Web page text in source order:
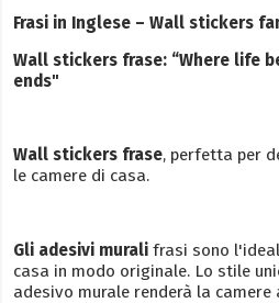
Frasi in Inglese – Wall stickers
Wall stickers frase: “Where life
ends"
Wall stickers frase, perfetta per
le camere di casa.
Gli adesivi murali frasi sono
casa in modo originale. Lo stile
adesivo murale renderà la camere